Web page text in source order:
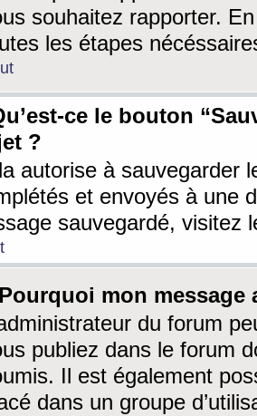
souhaitez rapporter.
les étapes
ce le bouton
?
autorise à sauvegarder
et envoyés à une
sauvegardé, visitez
mon message
du forum
publiez dans le forum
Il est également
dans un groupe